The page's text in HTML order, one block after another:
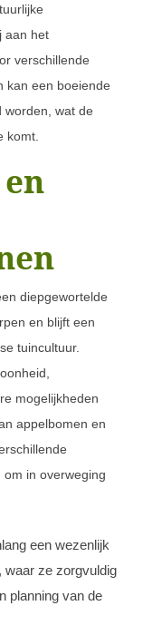
aan het
verschillende
kan een boeiende
worden, wat de
komt.
diepgewortelde
en blijft een
tuincultuur.
mogelijkheden
appelbomen en
in overweging
een wezenlijk
waar ze zorgvuldig
planning van de